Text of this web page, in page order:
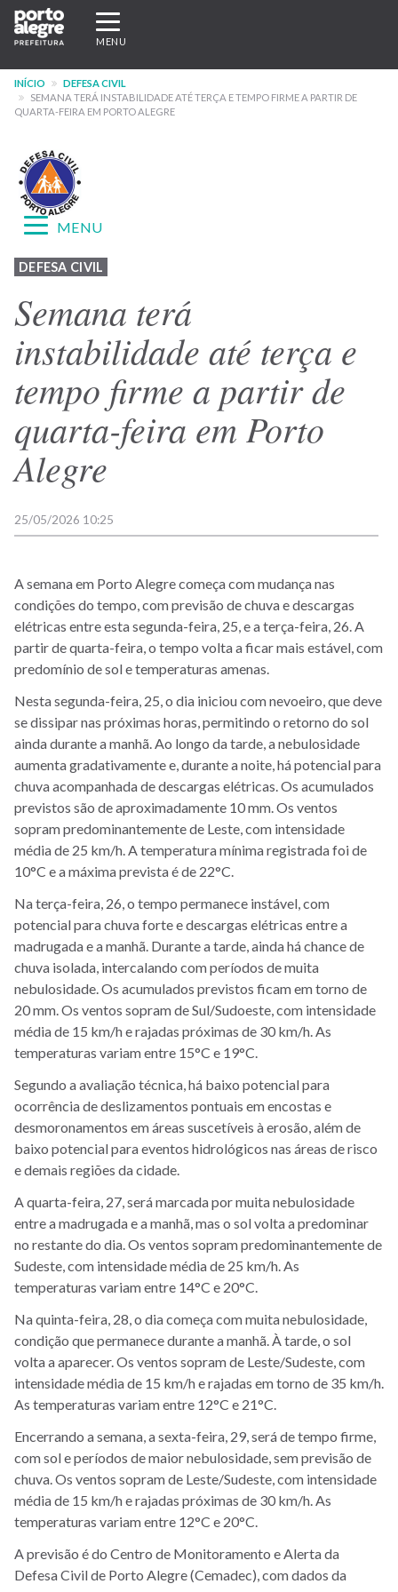
Pular
para
conteúdo
principal
Expandir/recolher
navegação
MENU
INÍCIO
DEFESA CIVIL
SEMANA TERÁ INSTABILIDADE ATÉ TERÇA E TEMPO FIRME A PARTIR DE
QUARTA-FEIRA EM PORTO ALEGRE
Menu
-
site
Defesa
Civil
Expandir/recolher
MENU
DEFESA CIVIL
Semana terá
instabilidade até terça e
tempo firme a partir de
quarta-feira em Porto
Alegre
25/05/2026 10:25
A semana em Porto Alegre começa com mudança nas
condições do tempo, com previsão de chuva e descargas
elétricas entre esta segunda-feira, 25, e a terça-feira, 26. A
partir de quarta-feira, o tempo volta a ficar mais estável, com
predomínio de sol e temperaturas amenas.
Nesta segunda-feira, 25, o dia iniciou com nevoeiro, que deve
se dissipar nas próximas horas, permitindo o retorno do sol
ainda durante a manhã. Ao longo da tarde, a nebulosidade
aumenta gradativamente e, durante a noite, há potencial para
chuva acompanhada de descargas elétricas. Os acumulados
previstos são de aproximadamente 10 mm. Os ventos
sopram predominantemente de Leste, com intensidade
média de 25 km/h. A temperatura mínima registrada foi de
10°C e a máxima prevista é de 22°C.
Na terça-feira, 26, o tempo permanece instável, com
potencial para chuva forte e descargas elétricas entre a
madrugada e a manhã. Durante a tarde, ainda há chance de
chuva isolada, intercalando com períodos de muita
nebulosidade. Os acumulados previstos ficam em torno de
20 mm. Os ventos sopram de Sul/Sudoeste, com intensidade
média de 15 km/h e rajadas próximas de 30 km/h. As
temperaturas variam entre 15°C e 19°C.
Segundo a avaliação técnica, há baixo potencial para
ocorrência de deslizamentos pontuais em encostas e
desmoronamentos em áreas suscetíveis à erosão, além de
baixo potencial para eventos hidrológicos nas áreas de risco
e demais regiões da cidade.
A quarta-feira, 27, será marcada por muita nebulosidade
entre a madrugada e a manhã, mas o sol volta a predominar
no restante do dia. Os ventos sopram predominantemente de
Sudeste, com intensidade média de 25 km/h. As
temperaturas variam entre 14°C e 20°C.
Na quinta-feira, 28, o dia começa com muita nebulosidade,
condição que permanece durante a manhã. À tarde, o sol
volta a aparecer. Os ventos sopram de Leste/Sudeste, com
intensidade média de 15 km/h e rajadas em torno de 35 km/h.
As temperaturas variam entre 12°C e 21°C.
Encerrando a semana, a sexta-feira, 29, será de tempo firme,
com sol e períodos de maior nebulosidade, sem previsão de
chuva. Os ventos sopram de Leste/Sudeste, com intensidade
média de 15 km/h e rajadas próximas de 30 km/h. As
temperaturas variam entre 12°C e 20°C.
A previsão é do Centro de Monitoramento e Alerta da
Defesa Civil de Porto Alegre (Cemadec), com dados da